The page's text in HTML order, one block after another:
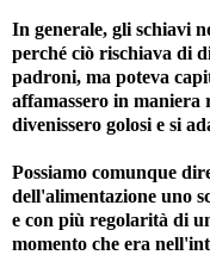
In generale, gli schiavi
perché ciò rischiava di
padroni, ma poteva
affamassero in maniera
divenissero golosi e si
Possiamo comunque
dell'alimentazione uno
e con più regolarità di
momento che era